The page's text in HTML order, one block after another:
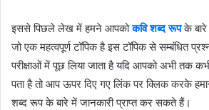
इससे पिछले लेख में हमने आपकोकवि शब्द रूपके बारे
जो एक महत्वपूर्ण टॉपिक है इस टॉपिक से सम्बंधित
परीक्षाओं में पूछ लिया जाता है यदि आपको अभी तक
पता है तो आप ऊपर दिए गए लिंक पर क्लिक करके
शब्द रूप के बारे में जानकारी प्राप्त कर सकते हैं।